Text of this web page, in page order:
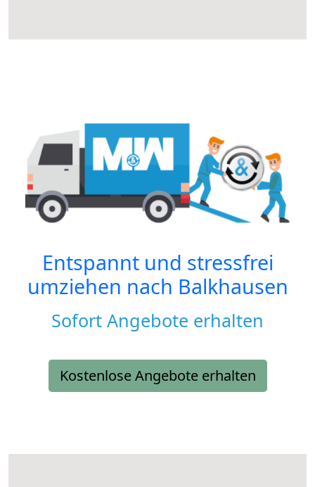
Entspannt und stressfrei
umziehen nach Balkhausen
Sofort Angebote erhalten
Kostenlose Angebote erhalten